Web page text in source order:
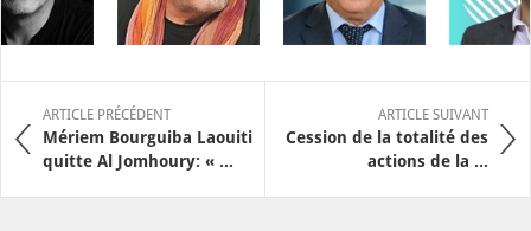
ARTICLE PRÉCÉDENT
Mériem Bourguiba Laouiti
quitte Al Jomhoury: « ...
ARTICLE SUIVANT
Cession de la totalité des
actions de la ...